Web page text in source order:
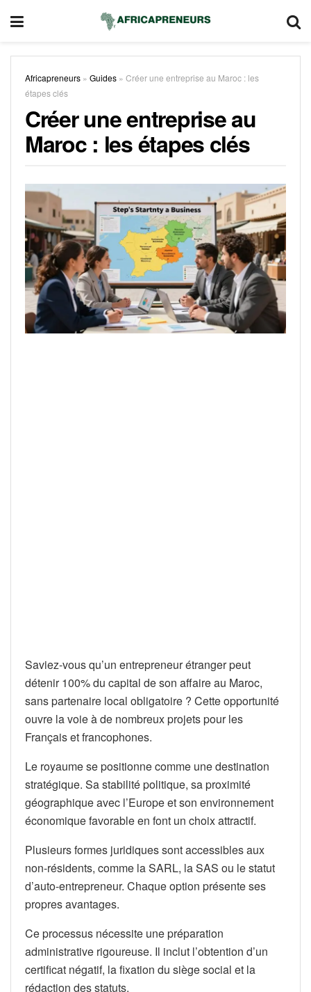
Africapreneurs » Guides » Créer une entreprise au Maroc : les
étapes clés
Créer une entreprise au
Maroc : les étapes clés
Saviez-vous qu’un entrepreneur étranger peut
détenir 100% du capital de son affaire au Maroc,
sans partenaire local obligatoire ? Cette opportunité
ouvre la voie à de nombreux projets pour les
Français et francophones.
Le royaume se positionne comme une destination
stratégique. Sa stabilité politique, sa proximité
géographique avec l’Europe et son environnement
économique favorable en font un choix attractif.
Plusieurs formes juridiques sont accessibles aux
non-résidents, comme la SARL, la SAS ou le statut
d’auto-entrepreneur. Chaque option présente ses
propres avantages.
Ce processus nécessite une préparation
administrative rigoureuse. Il inclut l’obtention d’un
certificat négatif, la fixation du siège social et la
rédaction des statuts.